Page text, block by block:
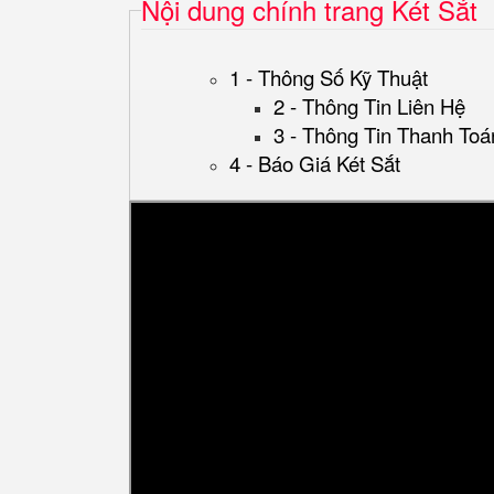
Nội dung chính trang Két Sắt
1 - Thông Số Kỹ Thuật
2 - Thông Tin Liên Hệ
3 - Thông Tin Thanh
4 - Báo Giá Két Sắt